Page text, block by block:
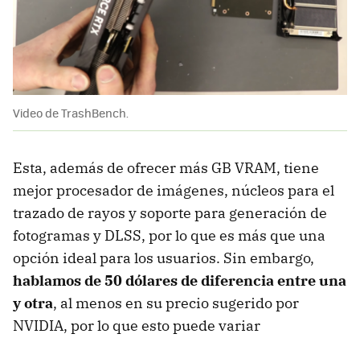
Video de TrashBench.
Esta, además de ofrecer más GB VRAM, tiene
mejor procesador de imágenes, núcleos para el
trazado de rayos y soporte para generación de
fotogramas y DLSS, por lo que es más que una
opción ideal para los usuarios. Sin embargo,
hablamos de 50 dólares de diferencia entre una
y otra, al menos en su precio sugerido por
NVIDIA, por lo que esto puede variar